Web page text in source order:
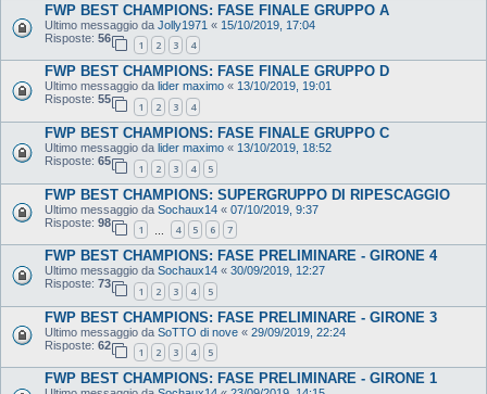
FWP BEST CHAMPIONS: FASE FINALE GRUPPO A
Ultimo messaggio da Jolly1971 « 15/10/2019, 17:04
Risposte: 56
1 2 3 4
FWP BEST CHAMPIONS: FASE FINALE GRUPPO D
Ultimo messaggio da lider maximo « 13/10/2019, 19:01
Risposte: 55
1 2 3 4
FWP BEST CHAMPIONS: FASE FINALE GRUPPO C
Ultimo messaggio da lider maximo « 13/10/2019, 18:52
Risposte: 65
1 2 3 4 5
FWP BEST CHAMPIONS: SUPERGRUPPO DI RIPESCAGGIO
Ultimo messaggio da Sochaux14 « 07/10/2019, 9:37
Risposte: 98
1 4 5 6 7
FWP BEST CHAMPIONS: FASE PRELIMINARE - GIRONE 4
Ultimo messaggio da Sochaux14 « 30/09/2019, 12:27
Risposte: 73
1 2 3 4 5
FWP BEST CHAMPIONS: FASE PRELIMINARE - GIRONE 3
Ultimo messaggio da SoTTO di nove « 29/09/2019, 22:24
Risposte: 62
1 2 3 4 5
FWP BEST CHAMPIONS: FASE PRELIMINARE - GIRONE 1